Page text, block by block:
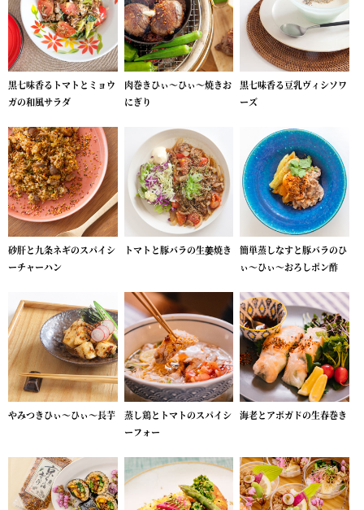
黒七味香るトマトとミョウ
ガの和風サラダ
肉巻きひぃ～ひぃ～焼きお
にぎり
黒七味香る豆乳ヴィシソワ
ーズ
砂肝と九条ネギのスパイシ
ーチャーハン
トマトと豚バラの生姜焼き
簡単蒸しなすと豚バラのひ
ぃ～ひぃ～おろしポン酢
やみつきひぃ～ひぃ～長芋
蒸し鶏とトマトのスパイシ
ーフォー
海老とアボガドの生春巻き